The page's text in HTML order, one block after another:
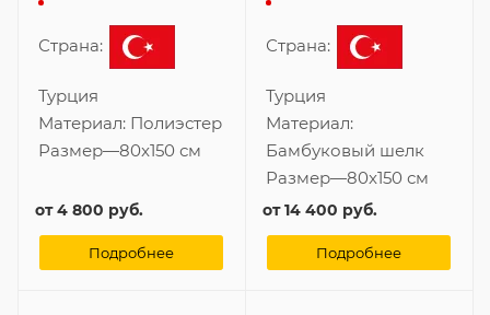
Страна:
Турция
Материал: Полиэстер
Размер—80x150 см
от4 800 руб.
Подробнее
Страна:
Турция
Материал:
Бамбуковый шелк
Размер—80x150 см
от14 400 руб.
Подробнее